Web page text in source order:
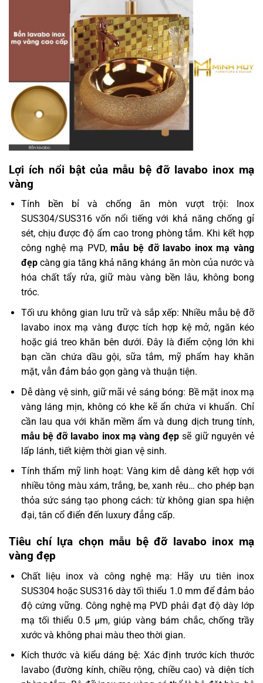
Lợi ích nổi bật của mẫu bệ đỡ lavabo inox mạ
vàng
Tính bền bỉ và chống ăn mòn vượt trội: Inox
SUS304/SUS316 vốn nổi tiếng với khả năng chống gỉ
sét, chịu được độ ẩm cao trong phòng tắm. Khi kết hợp
công nghệ mạ PVD,mẫu bệ đỡ lavabo inox mạ vàng
đẹpcàng gia tăng khả năng kháng ăn mòn của nước và
hóa chất tẩy rửa, giữ màu vàng bền lâu, không bong
tróc.
Tối ưu không gian lưu trữ và sắp xếp: Nhiều mẫu bệ đỡ
lavabo inox mạ vàng được tích hợp kệ mở, ngăn kéo
hoặc giá treo khăn bên dưới. Đây là điểm cộng lớn khi
bạn cần chứa dầu gội, sữa tắm, mỹ phẩm hay khăn
mặt, vẫn đảm bảo gọn gàng và thuận tiện.
Dễ dàng vệ sinh, giữ mãi vẻ sáng bóng: Bề mặt inox mạ
vàng láng mịn, không có khe kẽ ẩn chứa vi khuẩn. Chỉ
cần lau qua với khăn mềm ẩm và dung dịch trung tính,
mẫu bệ đỡ lavabo inox mạ vàng đẹp sẽ giữ nguyên vẻ
lấp lánh, tiết kiệm thời gian vệ sinh.
Tính thẩm mỹ linh hoạt: Vàng kim dễ dàng kết hợp với
nhiều tông màu xám, trắng, be, xanh rêu… cho phép bạn
thỏa sức sáng tạo phong cách: từ không gian spa hiện
đại, tân cổ điển đến luxury đẳng cấp.
Tiêu chí lựa chọn mẫu bệ đỡ lavabo inox mạ
vàng đẹp
Chất liệu inox và công nghệ mạ: Hãy ưu tiên inox
SUS304 hoặc SUS316 dày tối thiểu 1.0 mm để đảm bảo
độ cứng vững. Công nghệ mạ PVD phải đạt độ dày lớp
mạ tối thiểu 0.5 µm, giúp vàng bám chắc, chống trầy
xước và không phai màu theo thời gian.
Kích thước và kiểu dáng bệ: Xác định trước kích thước
lavabo (đường kính, chiều rộng, chiều cao) và diện tích